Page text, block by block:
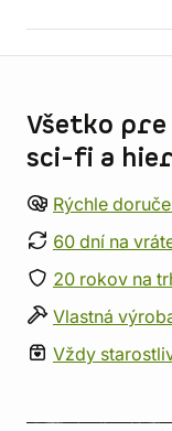
Všetko
sci-fi a hier
Rýchle
60 dní na
20 rokov na
Vlastná
Vždy